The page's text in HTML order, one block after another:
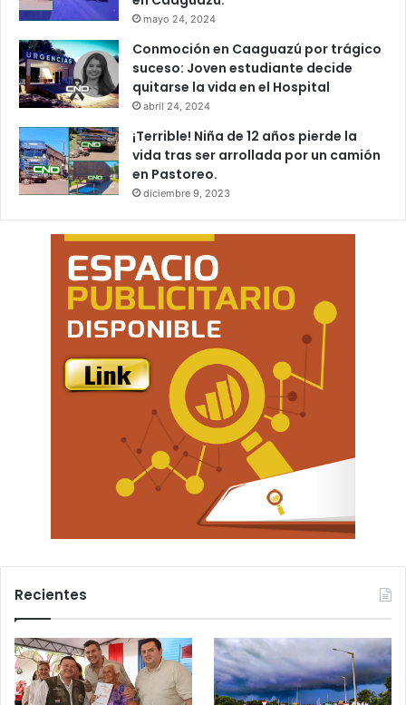
mayo 24, 2024
Conmoción en Caaguazú por trágico
suceso: Joven estudiante decide
quitarse la vida en el Hospital
abril 24, 2024
¡Terrible! Niña de 12 años pierde la
vida tras ser arrollada por un camión
en Pastoreo.
diciembre 9, 2023
Recientes